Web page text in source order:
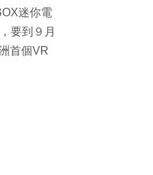
迷你電
要到９月
首個VR